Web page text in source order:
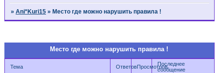
»Ani*Kuri15 » Место где можно нарушить правила !
Место где можно нарушить правила !
Тема ОтветовПросмотровПоследнее
сообщение